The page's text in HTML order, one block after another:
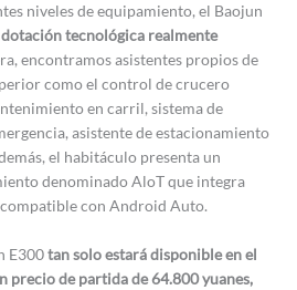
niveles de equipamiento, el Baojun
tecnológica realmente
encontramos asistentes propios de
como el control de crucero
en carril, sistema de
asistente de estacionamiento
el habitáculo presenta un
denominado AloT que integra
con Android Auto.
E300tan solo estará disponible en el
precio de partida de 64.800 yuanes,